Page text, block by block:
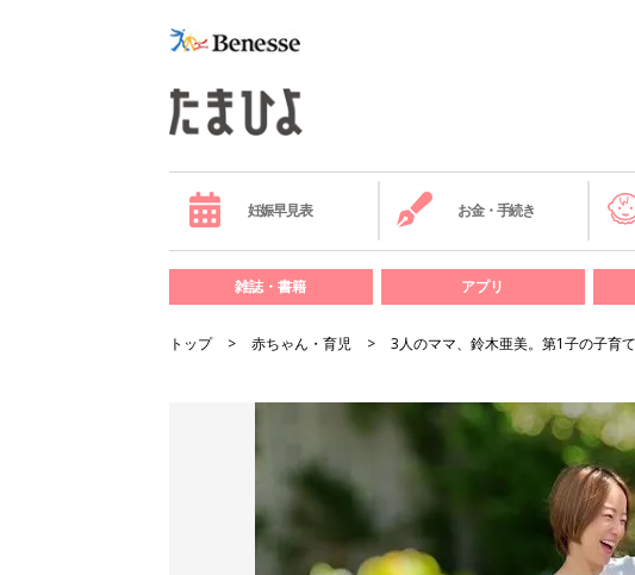
妊娠早見表 お金・手続き
雑誌・書籍 アプリ
トップ 赤ちゃん・育児 3人のママ、鈴木亜美。第1子の子育